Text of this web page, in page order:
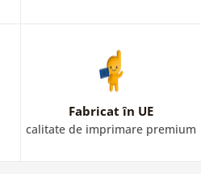
Fabricat în UE
calitate de imprimare premium